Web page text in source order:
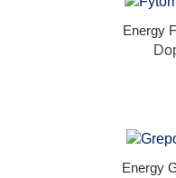
Energy
Energy